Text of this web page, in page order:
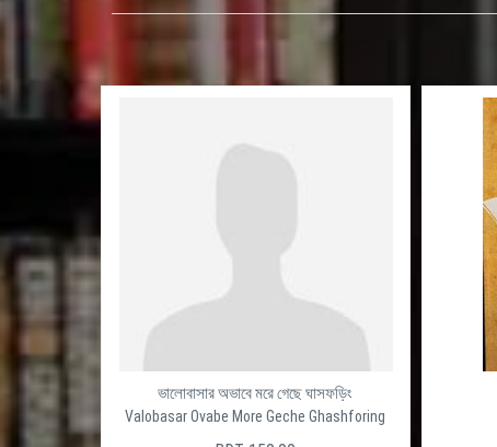
ভালোবাসার অভাবে মরে গেছে ঘাসফড়িং
Valobasar Ovabe More Geche Ghashforing